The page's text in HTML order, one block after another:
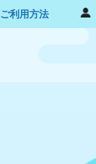
ご利用方法